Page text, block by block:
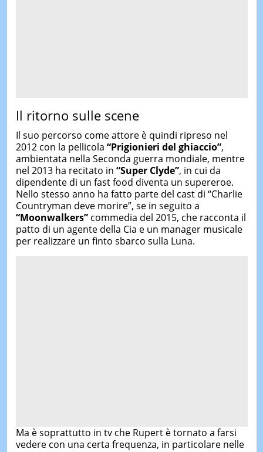
Il ritorno sulle scene
Il suo percorso come attore è quindi ripreso nel
2012 con la pellicola “Prigionieri del ghiaccio”,
ambientata nella Seconda guerra mondiale, mentre
nel 2013 ha recitato in “Super Clyde”, in cui da
dipendente di un fast food diventa un supereroe.
Nello stesso anno ha fatto parte del cast di “Charlie
Countryman deve morire”, se in seguito a
“Moonwalkers”commedia del 2015, che racconta il
patto di un agente della Cia e un manager musicale
per realizzare un finto sbarco sulla Luna.
Ma è soprattutto in tv che Rupert è tornato a farsi
vedere con una certa frequenza, in particolare nelle